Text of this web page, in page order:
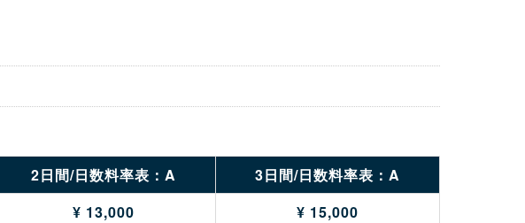
2日間/日数料率表：A
3日間/日数料率表：A
¥ 13,000 ¥ 15,000